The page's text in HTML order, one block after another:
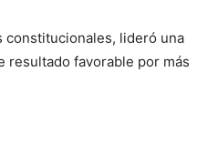
constitucionales, lideró una
favorable por más